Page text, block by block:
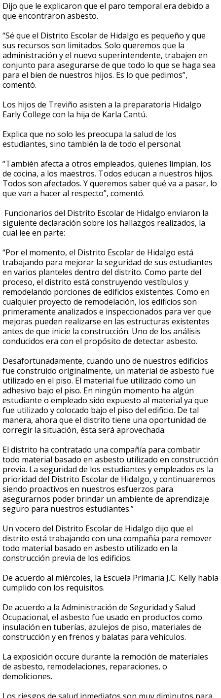
Dijo que le explicaron que el paro temporal era debido a
que encontraron asbesto.
“Sé que el Distrito Escolar de Hidalgo es pequeño y que
sus recursos son limitados. Solo queremos que la
administración y el nuevo superintendente, trabajen en
conjunto para asegurarse de que todo lo que se haga sea
para el bien de nuestros hijos. Es lo que pedimos”,
comentó.
Los hijos de Treviño asisten a la preparatoria Hidalgo
Early College con la hija de Karla Cantú.
Explica que no solo les preocupa la salud de los
estudiantes, sino también la de todo el personal.
“También afecta a otros empleados, quienes limpian, los
de cocina, a los maestros. Todos educan a nuestros hijos.
Todos son afectados. Y queremos saber qué va a pasar, lo
que van a hacer al respecto”, comentó.
Funcionarios del Distrito Escolar de Hidalgo enviaron la
siguiente declaración sobre los hallazgos realizados, la
cual lee en parte:
“Por el momento, el Distrito Escolar de Hidalgo está
trabajando para mejorar la seguridad de sus estudiantes
en varios planteles dentro del distrito. Como parte del
proceso, el distrito está construyendo vestíbulos y
remodelando porciones de edificios existentes. Como en
cualquier proyecto de remodelación, los edificios son
primeramente analizados e inspeccionados para ver que
mejoras pueden realizarse en las estructuras existentes
antes de que inicie la construcción. Uno de los análisis
conducidos era con el propósito de detectar asbesto.
Desafortunadamente, cuando uno de nuestros edificios
fue construido originalmente, un material de asbesto fue
utilizado en el piso. El material fue utilizado como un
adhesivo bajo el piso. En ningún momento ha algún
estudiante o empleado sido expuesto al material ya que
fue utilizado y colocado bajo el piso del edificio. De tal
manera, ahora que el distrito tiene una oportunidad de
corregir la situación, ésta será aprovechada.
El distrito ha contratado una compañía para combatir
todo material basado en asbesto utilizado en construcción
previa. La seguridad de los estudiantes y empleados es la
prioridad del Distrito Escolar de Hidalgo, y continuaremos
siendo proactivos en nuestros esfuerzos para
asegurarnos poder brindar un ambiente de aprendizaje
seguro para nuestros estudiantes.”
Un vocero del Distrito Escolar de Hidalgo dijo que el
distrito está trabajando con una compañía para remover
todo material basado en asbesto utilizado en la
construcción previa de los edificios.
De acuerdo al miércoles, la Escuela Primaria J.C. Kelly había
cumplido con los requisitos.
De acuerdo a la Administración de Seguridad y Salud
Ocupacional, el asbesto fue usado en productos como
insulación en tuberías, azulejos de piso, materiales de
construcción y en frenos y balatas para vehículos.
La exposición occure durante la remoción de materiales
de asbesto, remodelaciones, reparaciones, o
demoliciones.